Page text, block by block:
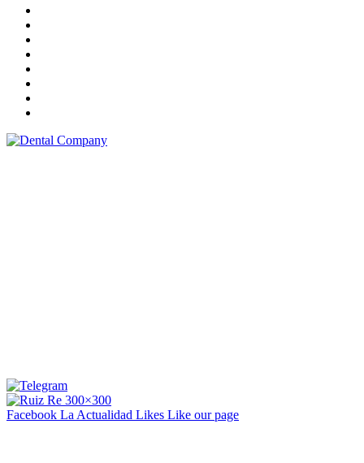
Facebook La Actualidad Likes Like our page